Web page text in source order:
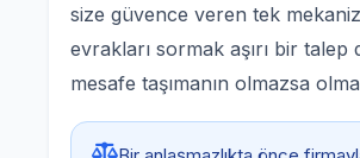
size güvence veren tek
evrakları sormak aşırı bir talep
mesafe taşımanın olmazsa